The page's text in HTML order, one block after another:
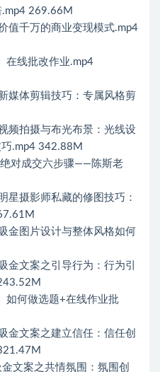
269.66M
值千万的商业变现模式.mp4
在线批改作业.mp4
媒体剪辑技巧：专属风格剪
频拍摄与布光布景：光线设
.mp4 342.88M
对成交六步骤——陈斯老
星摄影师私藏的修图技巧：
金图片设计与整体风格如何
金文案之引导行为：行为引
如何做选题+在线作业批
金文案之建立信任：信任创
文案之共情氛围：氛围创